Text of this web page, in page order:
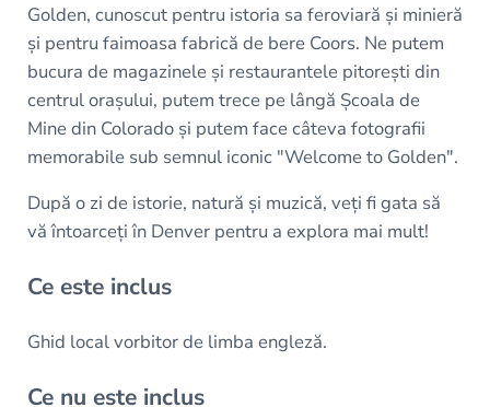
Golden, cunoscut pentru istoria sa feroviară și minieră
și pentru faimoasa fabrică de bere Coors. Ne putem
bucura de magazinele și restaurantele pitorești din
centrul orașului, putem trece pe lângă Școala de
Mine din Colorado și putem face câteva fotografii
memorabile sub semnul iconic "Welcome to Golden".
După o zi de istorie, natură și muzică, veți fi gata să
vă întoarceți în Denver pentru a explora mai mult!
Ce este inclus
Ghid local vorbitor de limba engleză.
Ce nu este inclus